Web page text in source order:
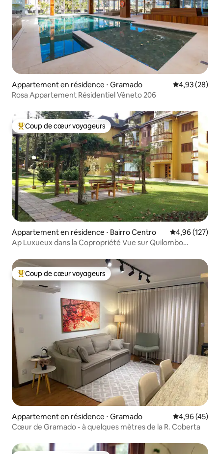
Appartement en résidence ⋅ Gramado Évaluation
4,93 (28)
Rosa Appartement Résidentiel Vêneto 206
Coups de cœur voyageurs les plus appréciés
Coup de cœur voyageurs
Appartement en résidence ⋅ Bairro Centro Évaluation
4,96 (127)
Ap Luxueux dans la Copropriété Vue sur Quilombo
Coups de cœur voyageurs les plus appréciés
Coup de cœur voyageurs
Appartement en résidence ⋅ Gramado Évaluation
4,96 (45)
Cœur de Gramado - à quelques mètres de la R. Coberta